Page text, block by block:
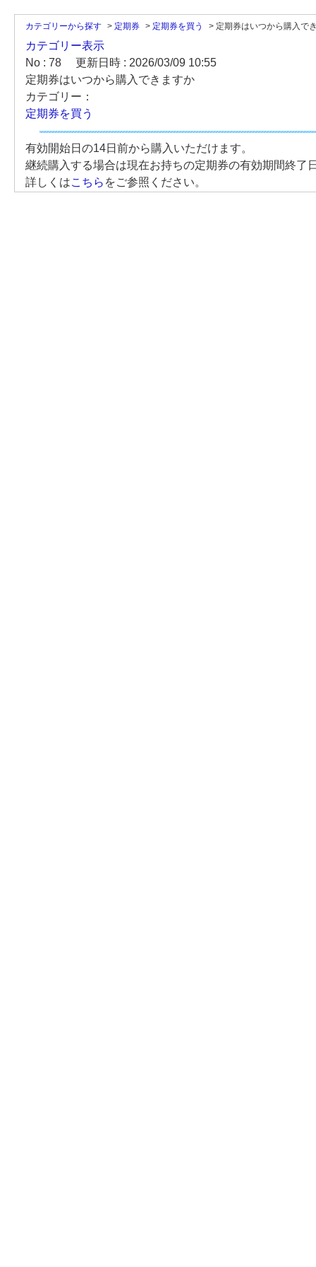
カテゴリーから探す > 定期券 > 定期券を買う > 定期券はいつから購入で
カテゴリー表示
No : 78
更新日時 : 2026/03/09 10:55
定期券はいつから購入できますか
カテゴリー：
定期券を買う
有効開始日の14日前から購入いただけます。
継続購入する場合は現在お持ちの定期券の有効期間終了
詳しくはこちら をご参照ください。